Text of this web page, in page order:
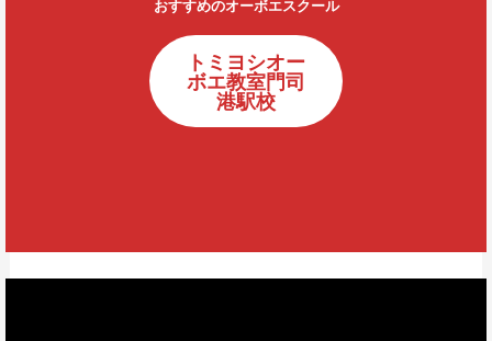
おすすめのオーボエスクール
トミヨシオー
ボエ教室門司
港駅校